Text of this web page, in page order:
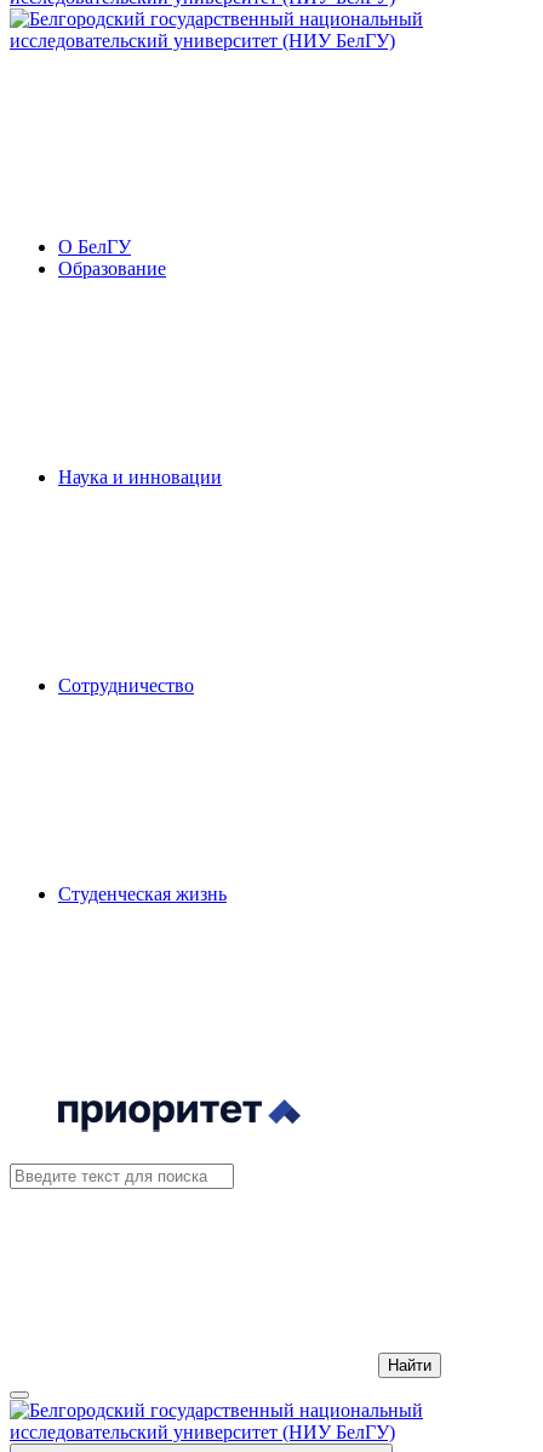
О БелГУ
Образование
Наука и инновации
Сотрудничество
Студенческая жизнь
Найти